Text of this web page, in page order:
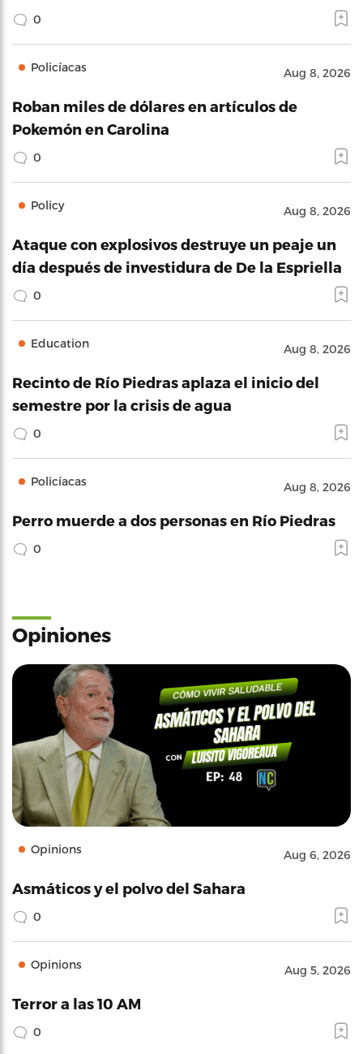
0
Policíacas Aug 8, 2026
Roban miles de dólares en artículos de
Pokemón en Carolina
0
Policy Aug 8, 2026
Ataque con explosivos destruye un peaje un
día después de investidura de De la Espriella
0
Education Aug 8, 2026
Recinto de Río Piedras aplaza el inicio del
semestre por la crisis de agua
0
Policíacas Aug 8, 2026
Perro muerde a dos personas en Río Piedras
0
Opiniones
Opinions Aug 6, 2026
Asmáticos y el polvo del Sahara
0
Opinions Aug 5, 2026
Terror a las 10 AM
0